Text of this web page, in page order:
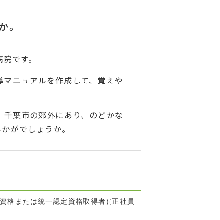
です。
ニュアルを作成して、覚えや
葉市の郊外にあり、のどかな
がでしょうか。
格または統一認定資格取得者)(正社員